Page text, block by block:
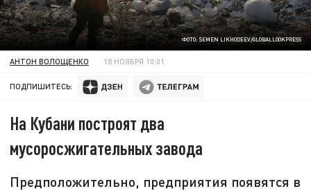
ФОТО: SEMEN LIKHODEEV/GLOBALLOOKPRESS
АНТОН ВОЛОЩЕНКО 18 НОЯБРЯ 10:01
ПОДПИШИТЕСЬ:
На Кубани построят два
мусоросжигательных завода
Предположительно, предприятия появятся в